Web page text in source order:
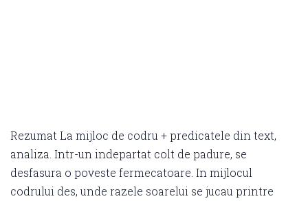
Rezumat La mijloc de codru + predicatele din text,
analiza. Intr-un indepartat colt de padure, se
desfasura o poveste fermecatoare. In mijlocul
codrului des, unde razele soarelui se jucau printre